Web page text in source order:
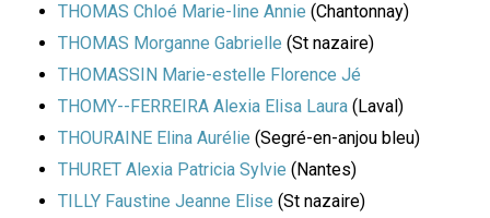
THOMAS Chloé Marie-line Annie (Chantonnay)
THOMAS Morganne Gabrielle (St nazaire)
THOMASSIN Marie-estelle Florence Jé
THOMY--FERREIRA Alexia Elisa Laura (Laval)
THOURAINE Elina Aurélie (Segré-en-anjou bleu)
THURET Alexia Patricia Sylvie (Nantes)
TILLY Faustine Jeanne Elise (St nazaire)